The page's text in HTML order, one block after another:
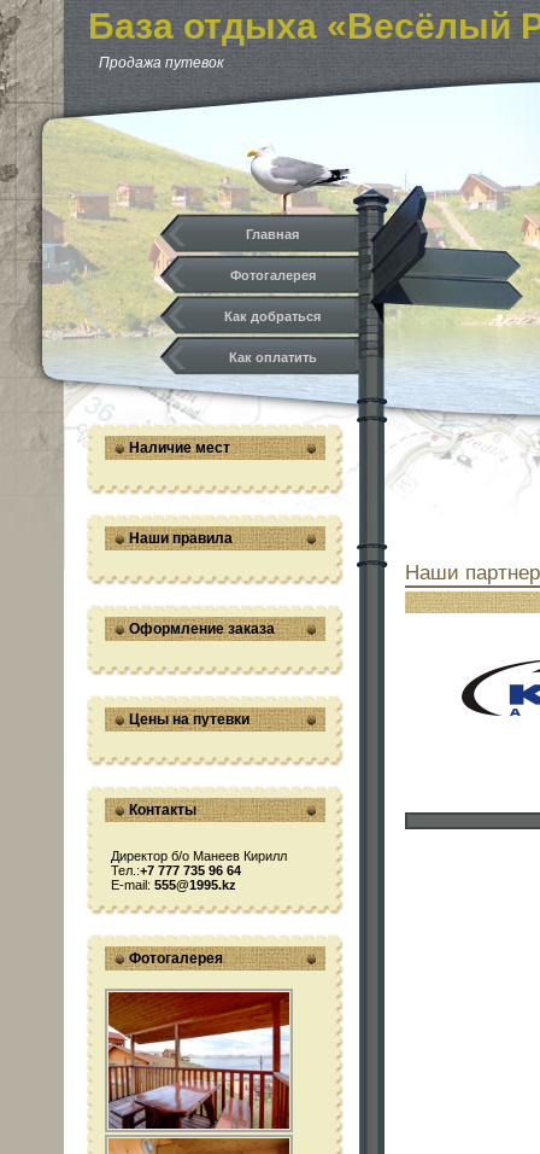
База отдыха «Весёлый
Бухтарма. Продажа
Бухтарме. Семейный
Карта. Зона отдыха.
Продажа путевок
Главная
Фотогалерея
Как добраться
Как оплатить
Наши
Наличие мест
Наши правила
Оформление заказа
Цены на путевки
Контакты
Директор б/о Манеев Кирилл
Тел.:+7 777 735 96 64
E-mail: 555@1995.kz
Фотогалерея